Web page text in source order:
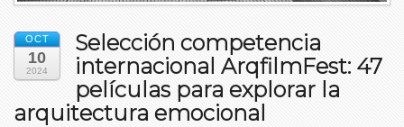
OCT
10
2024
Selección competencia
internacional ArqfilmFest: 47
películas para explorar la
arquitectura emocional